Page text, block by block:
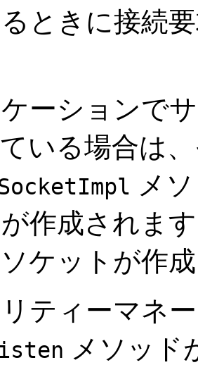
ときに接続
ーションで
いる場合は
メ
作成されま
ケットが作
ティーマネ
メソッド